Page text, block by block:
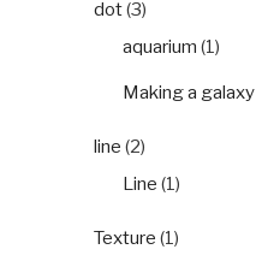
dot(3)
aquarium (1)
Making a galaxy
line (2)
Line (1)
Texture (1)